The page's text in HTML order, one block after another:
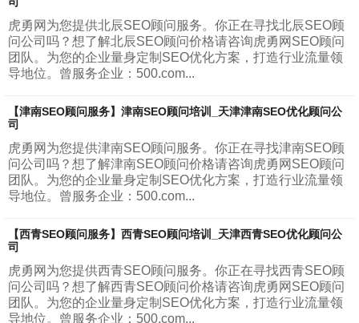
虎勇网为您提供北辰SEO顾问服务。你正在寻找北辰SEO顾
问公司吗？想了解北辰SEO顾问价格请咨询虎勇网SEO顾问
团队。为您的企业量身定制SEO优化方案，打造行业流量领
导地位。曾服务企业：500.com...
【津南SEO顾问服务】津南SEO顾问培训_天津津南SEO优化顾问公
司
虎勇网为您提供津南SEO顾问服务。你正在寻找津南SEO顾
问公司吗？想了解津南SEO顾问价格请咨询虎勇网SEO顾问
团队。为您的企业量身定制SEO优化方案，打造行业流量领
导地位。曾服务企业：500.com...
【西青SEO顾问服务】西青SEO顾问培训_天津西青SEO优化顾问公
司
虎勇网为您提供西青SEO顾问服务。你正在寻找西青SEO顾
问公司吗？想了解西青SEO顾问价格请咨询虎勇网SEO顾问
团队。为您的企业量身定制SEO优化方案，打造行业流量领
导地位。曾服务企业：500.com...